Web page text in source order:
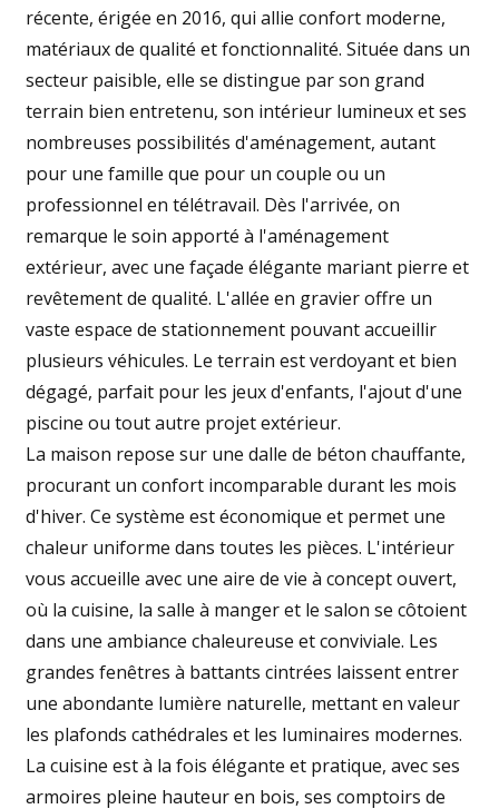
récente, érigée en 2016, qui allie confort moderne,
matériaux de qualité et fonctionnalité. Située dans un
secteur paisible, elle se distingue par son grand
terrain bien entretenu, son intérieur lumineux et ses
nombreuses possibilités d'aménagement, autant
pour une famille que pour un couple ou un
professionnel en télétravail. Dès l'arrivée, on
remarque le soin apporté à l'aménagement
extérieur, avec une façade élégante mariant pierre et
revêtement de qualité. L'allée en gravier offre un
vaste espace de stationnement pouvant accueillir
plusieurs véhicules. Le terrain est verdoyant et bien
dégagé, parfait pour les jeux d'enfants, l'ajout d'une
piscine ou tout autre projet extérieur.
La maison repose sur une dalle de béton chauffante,
procurant un confort incomparable durant les mois
d'hiver. Ce système est économique et permet une
chaleur uniforme dans toutes les pièces. L'intérieur
vous accueille avec une aire de vie à concept ouvert,
où la cuisine, la salle à manger et le salon se côtoient
dans une ambiance chaleureuse et conviviale. Les
grandes fenêtres à battants cintrées laissent entrer
une abondante lumière naturelle, mettant en valeur
les plafonds cathédrales et les luminaires modernes.
La cuisine est à la fois élégante et pratique, avec ses
armoires pleine hauteur en bois, ses comptoirs de